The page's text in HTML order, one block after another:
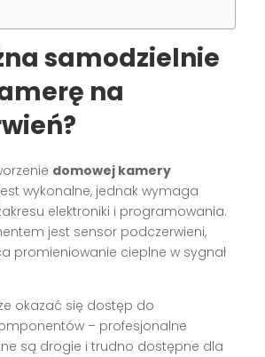
samodzielnie
na
domowej kamery
wykonalne, jednak wymaga
elektroniki i programowania.
jest sensor podczerwieni,
promieniowanie cieplne w sygnał
okazać się dostęp do
– profesjonalne
są drogie i trudno dostępne dla